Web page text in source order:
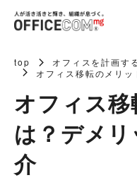
top オフィスを計画す
オフィス移転のメリ
オフィス
は？デメ
介